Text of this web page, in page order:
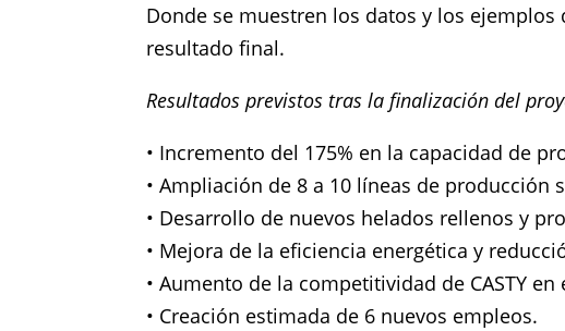
Donde se muestren los datos y los
resultado final.
Resultados previstos tras la finalización del
• Incremento del 175% en la capacidad de
• Ampliación de 8 a 10 líneas de producción
• Desarrollo de nuevos helados rellenos y
• Mejora de la eficiencia energética y
• Aumento de la competitividad de CASTY
• Creación estimada de 6 nuevos empleos.